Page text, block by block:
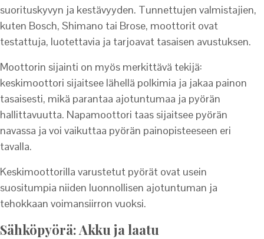
suorituskyvyn ja kestävyyden. Tunnettujen valmistajien,
kuten Bosch, Shimano tai Brose, moottorit ovat
testattuja, luotettavia ja tarjoavat tasaisen avustuksen.
Moottorin sijainti on myös merkittävä tekijä:
keskimoottori sijaitsee lähellä polkimia ja jakaa painon
tasaisesti, mikä parantaa ajotuntumaa ja pyörän
hallittavuutta. Napamoottori taas sijaitsee pyörän
navassa ja voi vaikuttaa pyörän painopisteeseen eri
tavalla.
Keskimoottorilla varustetut pyörät ovat usein
suositumpia niiden luonnollisen ajotuntuman ja
tehokkaan voimansiirron vuoksi.
Sähköpyörä: Akku ja laatu